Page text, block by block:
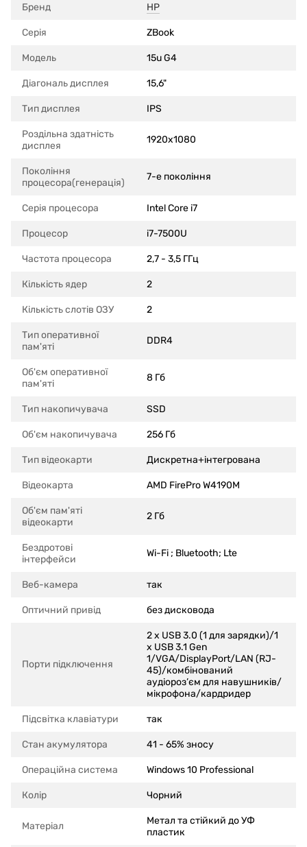
Бренд HP
Серія ZBook
Модель 15u G4
Діагональ дисплея 15,6"
Тип дисплея IPS
Роздільна здатність
дисплея
1920x1080
Покоління
процесора(генерація)
7-е покоління
Серія процесора Intel Core i7
Процесор i7-7500U
Частота процесора 2,7 - 3,5 ГГц
Кількість ядер 2
Кількість слотів ОЗУ 2
Тип оперативної
пам'яті
DDR4
Об'єм оперативної
пам'яті
8 Гб
Тип накопичувача SSD
Об'єм накопичувача 256 Гб
Тип відеокарти Дискретна+інтегрована
Відеокарта AMD FirePro W4190M
Об'єм пам'яті
відеокарти
2 Гб
Бездротові
інтерфейси
Wi-Fi ; Bluetooth; Lte
Веб-камера так
Оптичний привід без дисковода
Порти підключення
2 x USB 3.0 (1 для зарядки)/1
x USB 3.1 Gen
1/VGA/DisplayPort/LAN (RJ-
45)/комбінований
аудіороз’єм для навушників/
мікрофона/кардридер
Підсвітка клавіатури так
Стан акумулятора 41 - 65% зносу
Операційна система Windows 10 Professional
Колір Чорний
Матеріал
Метал та стійкий до УФ
пластик